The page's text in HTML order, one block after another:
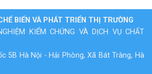
BIẾN VÀ PHÁT TRIỂN THỊ TRƯỜNG
KIỂM CHỨNG VÀ DỊCH VỤ CHẤT
5B Hà Nội - Hải Phòng, Xã Bát Tràng, Hà